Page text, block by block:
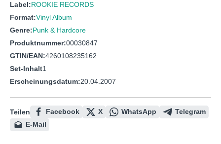
Label:ROOKIE RECORDS
Format:Vinyl Album
Genre:Punk & Hardcore
Produktnummer:00030847
GTIN/EAN:4260108235162
Set-Inhalt1
Erscheinungsdatum:20.04.2007
Teilen Facebook X WhatsApp
Telegram
E-Mail